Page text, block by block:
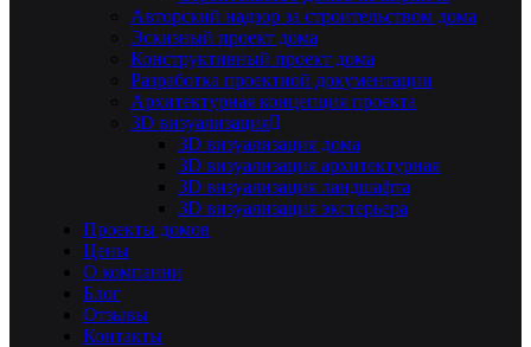
Авторский надзор за строительством дома
Эскизный проект дома
Конструктивный проект дома
Разработка проектной документации
Архитектурная концепция проекта
3D визуализация
3D визуализация дома
3D визуализация архитектурная
3D визуализация ландшафта
3D визуализация экстерьера
Проекты домов
Цены
О компании
Блог
Отзывы
Контакты